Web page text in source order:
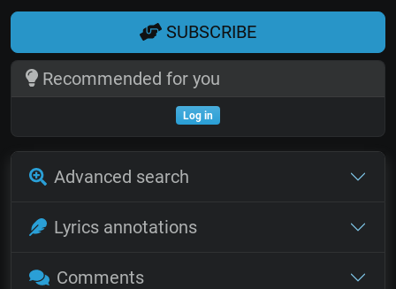
SUBSCRIBE
Recommended for you
Log in
Advanced search
Lyrics annotations
Comments